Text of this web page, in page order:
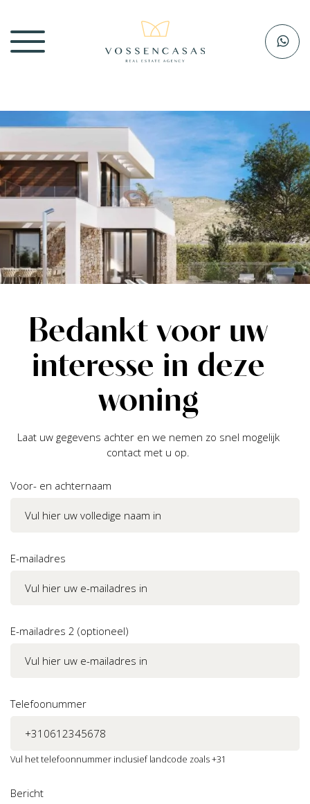
Bedankt voor uw
interesse in deze
woning
Laat uw gegevens achter en we nemen zo snel mogelijk
contact met u op.
Voor- en achternaam
E-mailadres
E-mailadres 2 (optioneel)
Telefoonummer
Vul het telefoonnummer inclusief landcode zoals +31
Bericht